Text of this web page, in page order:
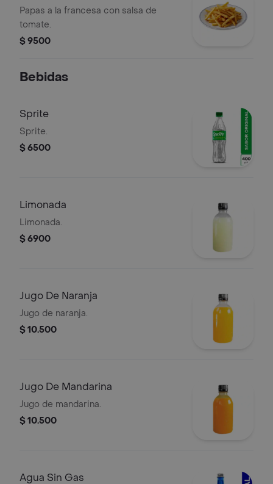
Papas a la francesa con salsa de
tomate.
$ 9500
Bebidas
Sprite
Sprite.
$ 6500
Limonada
Limonada.
$ 6900
Jugo De Naranja
Jugo de naranja.
$ 10.500
Jugo De Mandarina
Jugo de mandarina.
$ 10.500
Agua Sin Gas